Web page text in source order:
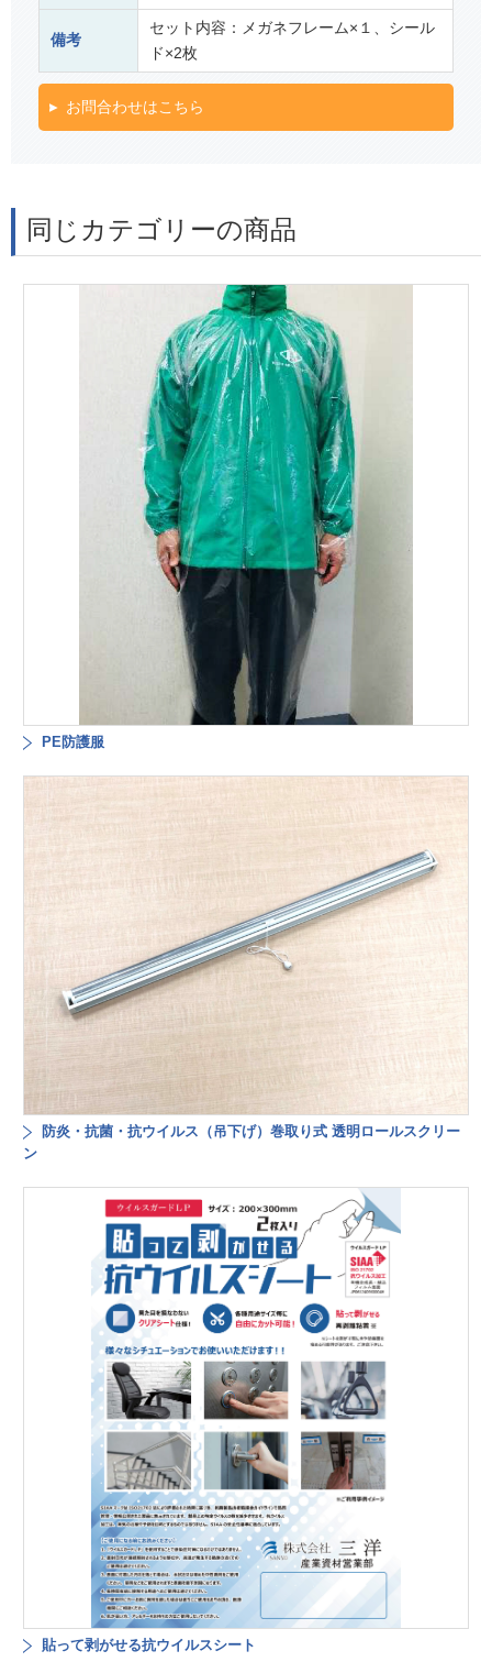
備考
セット内容：メガネフレーム×１、シール
ド×2枚
お問合わせはこちら
同じカテゴリーの商品
PE防護服
防炎・抗菌・抗ウイルス（吊下げ）巻取り式 透明ロールスクリー
ン
貼って剥がせる抗ウイルスシート